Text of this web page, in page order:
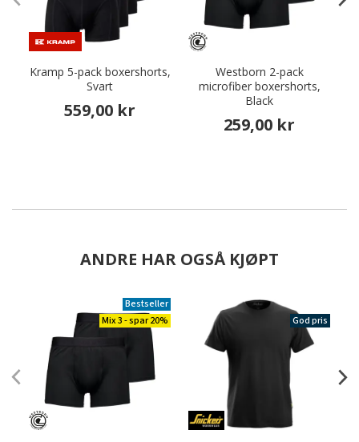
Kramp 5-pack boxershorts,
Svart
559,00 kr
Westborn 2-pack
microfiber boxershorts,
Black
259,00 kr
ANDRE HAR OGSÅ KJØPT
Bestseller
Mix 3 - spar 20%
God pris